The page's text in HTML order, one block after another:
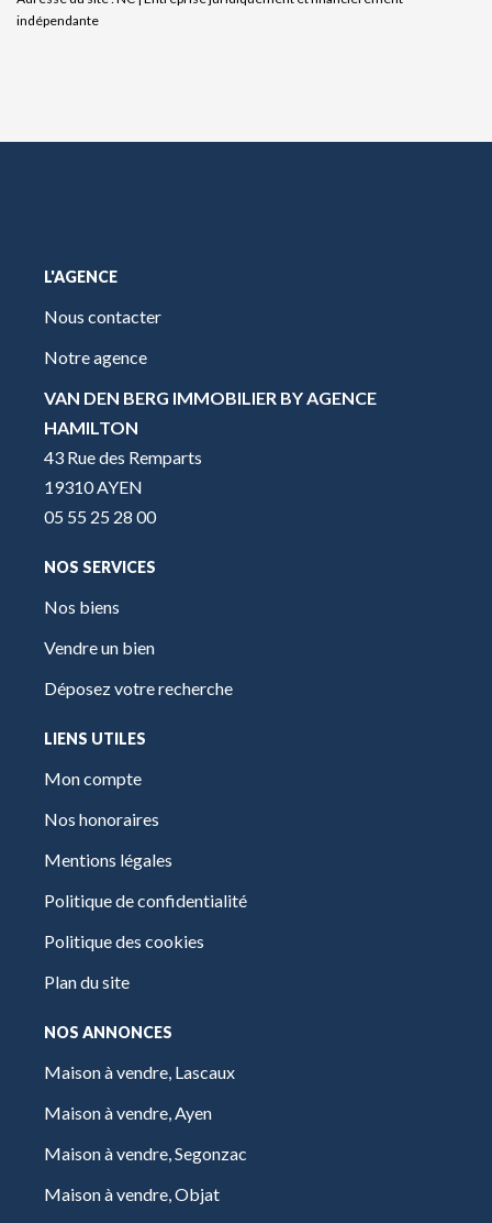
indépendante
L'AGENCE
Nous contacter
Notre agence
VAN DEN BERG IMMOBILIER BY AGENCE
HAMILTON
43 Rue des Remparts
19310 AYEN
05 55 25 28 00
NOS SERVICES
Nos biens
Vendre un bien
Déposez votre recherche
LIENS UTILES
Mon compte
Nos honoraires
Mentions légales
Politique de confidentialité
Politique des cookies
Plan du site
NOS ANNONCES
Maison à vendre, Lascaux
Maison à vendre, Ayen
Maison à vendre, Segonzac
Maison à vendre, Objat